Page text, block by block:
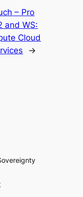
– Pro
and WS:
Cloud
→